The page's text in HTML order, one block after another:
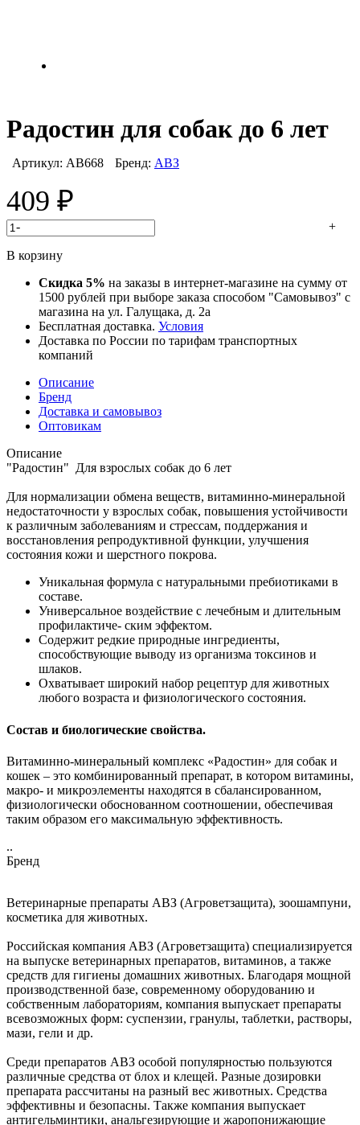
Радостин для собак до 6 лет
Артикул: АВ668 Бренд: АВЗ
409 ₽
- +
В корзину
Скидка 5% на заказы в интернет-магазине на сумму от
1500 рублей при выборе заказа способом "Самовывоз" с
магазина на ул. Галущака, д. 2а
Бесплатная доставка. Условия
Доставка по России по тарифам транспортных
компаний
Описание
Бренд
Доставка и самовывоз
Оптовикам
Описание
"Радостин" Для взрослых собак до 6 лет
Для нормализации обмена веществ, витаминно-минеральной
недостаточности у взрослых собак, повышения устойчивости
к различным заболеваниям и стрессам, поддержания и
восстановления репродуктивной функции, улучшения
состояния кожи и шерстного покрова.
Уникальная формула с натуральными пребиотиками в
составе.
Универсальное воздействие с лечебным и длительным
профилактиче- ским эффектом.
Содержит редкие природные ингредиенты,
способствующие выводу из организма токсинов и
шлаков.
Охватывает широкий набор рецептур для животных
любого возраста и физиологического состояния.
Состав и биологические свойства.
Витаминно-минеральный комплекс «Радостин» для собак и
кошек – это комбинированный препарат, в котором витамины,
макро- и микроэлементы находятся в сбалансированном,
физиологически обоснованном соотношении, обеспечивая
таким образом его максимальную эффективность.
..
Бренд
Ветеринарные препараты АВЗ (Агроветзащита), зоошампуни,
косметика для животных.
Российская компания АВЗ (Агроветзащита) специализируется
на выпуске ветеринарных препаратов, витаминов, а также
средств для гигиены домашних животных. Благодаря мощной
производственной базе, современному оборудованию и
собственным лабораториям, компания выпускает препараты
всевозможных форм: суспензии, гранулы, таблетки, растворы,
мази, гели и др.
Среди препаратов АВЗ особой популярностью пользуются
различные средства от блох и клещей. Разные дозировки
препарата рассчитаны на разный вес животных. Средства
эффективны и безопасны. Также компания выпускает
антигельминтики, анальгезирующие и жаропонижающие